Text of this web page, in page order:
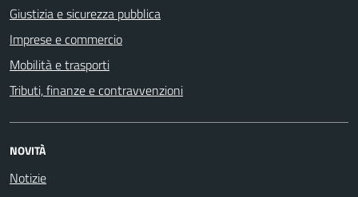
Giustizia e sicurezza pubblica
Imprese e commercio
Mobilità e trasporti
Tributi, finanze e contravvenzioni
NOVITÀ
Notizie